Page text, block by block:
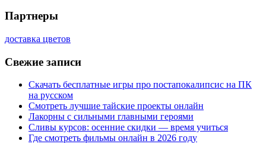
Партнеры
доставка цветов
Свежие записи
Скачать бесплатные игры про постапокалипсис на ПК
на русском
Смотреть лучшие тайские проекты онлайн
Лакорны с сильными главными героями
Сливы курсов: осенние скидки — время учиться
Где смотреть фильмы онлайн в 2026 году